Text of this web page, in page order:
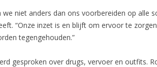
niet anders dan ons voorbereiden op alle
“Onze inzet is en blijft om ervoor te
tegengehouden.”
gesproken over drugs, vervoer en outfits.